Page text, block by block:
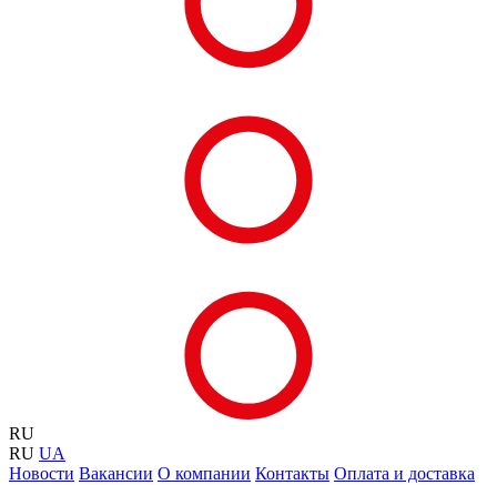
RU
RU UA
Новости Вакансии О компании Контакты Оплата и доставка